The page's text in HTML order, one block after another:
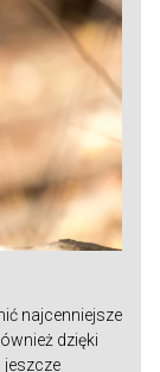
najcenniejsze
dzięki